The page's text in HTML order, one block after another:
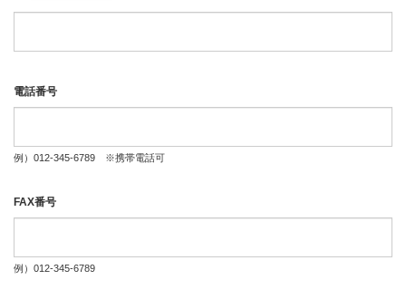
電話番号
例）012-345-6789 ※携帯電話可
FAX番号
例）012-345-6789